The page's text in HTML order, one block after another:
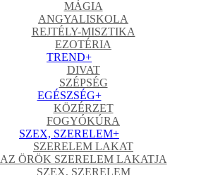
MÁGIA
ANGYALISKOLA
REJTÉLY-MISZTIKA
EZOTÉRIA
TREND+
DIVAT
SZÉPSÉG
EGÉSZSÉG+
KÖZÉRZET
FOGYÓKÚRA
SZEX, SZERELEM+
SZERELEM LAKAT
AZ ÖRÖK SZERELEM LAKATJA
SZEX, SZERELEM